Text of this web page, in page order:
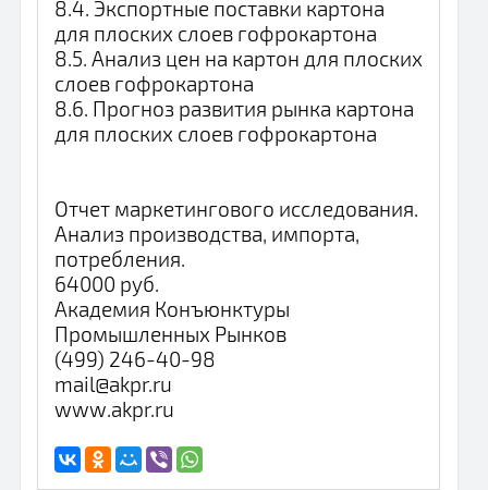
8.4. Экспортные поставки картона
для плоских слоев гофрокартона
8.5. Анализ цен на картон для плоских
слоев гофрокартона
8.6. Прогноз развития рынка картона
для плоских слоев гофрокартона
Отчет маркетингового исследования.
Анализ производства, импорта,
потребления.
64000 руб.
Академия Конъюнктуры
Промышленных Рынков
(499) 246-40-98
mail@akpr.ru
www.akpr.ru